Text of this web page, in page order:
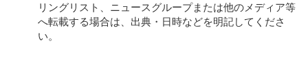
リングリスト、ニュースグループまたは他のメディア等
へ転載する場合は、出典・日時などを明記してくださ
い。